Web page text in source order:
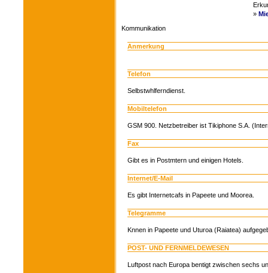
»
Kommunikation
Anmerkung
Telefon
Selbstwhlferndienst.
Mobiltelefon
GSM 900. Netzbetreiber ist Tikiphone S.A.
Fax
Gibt es in Postmtern und einigen Hotels.
Internet/E-Mail
Es gibt Internetcafs in Papeete und Moorea.
Telegramme
Knnen in Papeete und Uturoa (Raiatea)
POST- UND FERNMELDEWESEN
Luftpost nach Europa bentigt zwischen sechs